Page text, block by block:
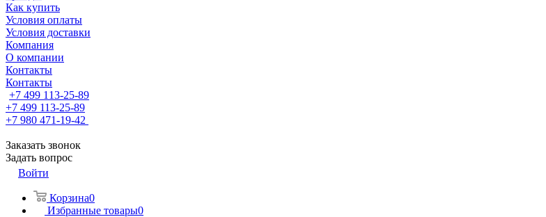
Как купить
Условия оплаты
Условия доставки
Компания
О компании
Контакты
Контакты
+7 499 113-25-89
+7 499 113-25-89
+7 980 471-19-42
Заказать звонок
Задать вопрос
Войти
Корзина0
Избранные товары0